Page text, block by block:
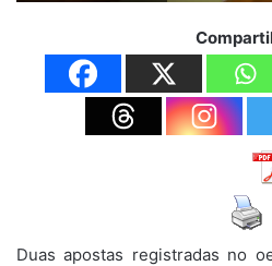
Duas apostas registradas no